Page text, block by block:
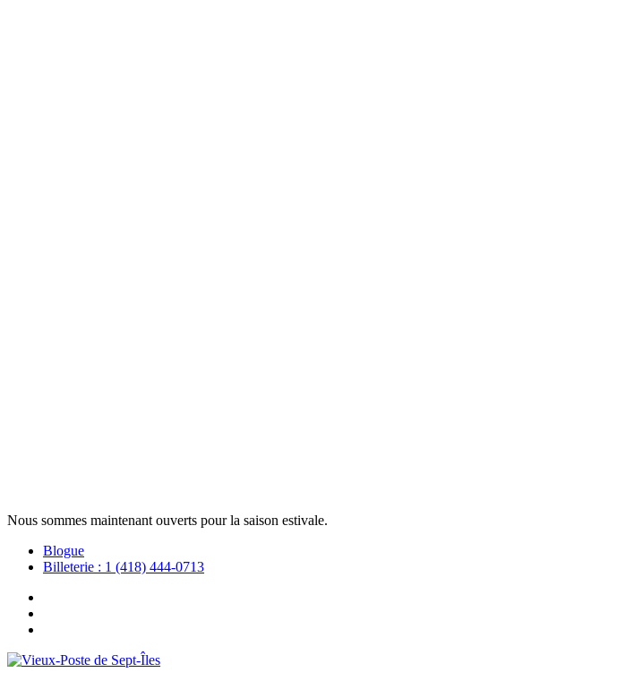
Nous sommes maintenant ouverts pour la saison estivale.
Blogue
Billeterie : 1 (418) 444-0713